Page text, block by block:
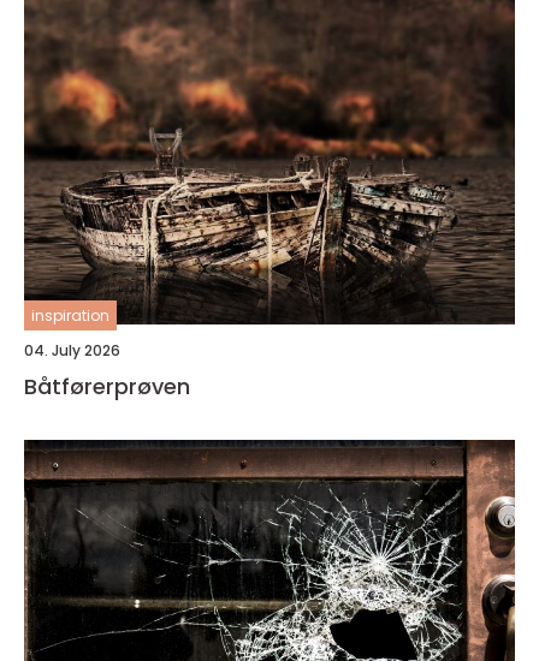
inspiration
04. July 2026
Båtførerprøven